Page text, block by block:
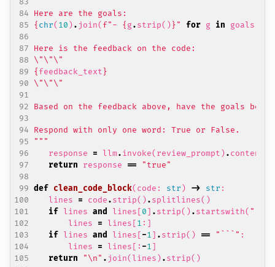
{ chr( 10 ).join( f"- { g.strip() }" for g in goals
\"\"\"
{ feedback_text }
\"\"\"
"""
response
= llm.invoke( review_prompt ).content
return
response == "true"
def clean_code_block( code : str ) -> str :
lines
= code.strip().splitlines()
if lines and lines [0] .strip().startswith( "```"
lines
= lines [1 :]
if lines and lines [-1] .strip() == "```" :
lines
= lines [: -1]
return
"\n" .join(lines ).strip()